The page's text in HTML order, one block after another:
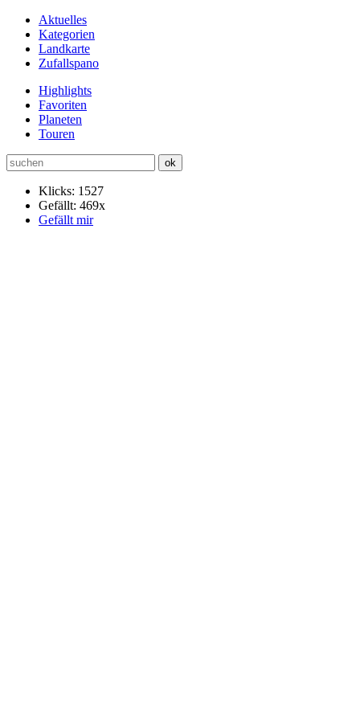
Aktuelles
Kategorien
Landkarte
Zufallspano
Highlights
Favoriten
Planeten
Touren
Klicks: 1527
Gefällt: 469x
Gefällt mir